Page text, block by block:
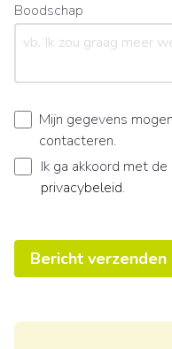
Boodschap
Mijn gegevens
contacteren.
Ik ga akkoord met de
privacybeleid.
Bericht verzenden